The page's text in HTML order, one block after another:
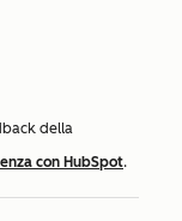
della
con HubSpot.